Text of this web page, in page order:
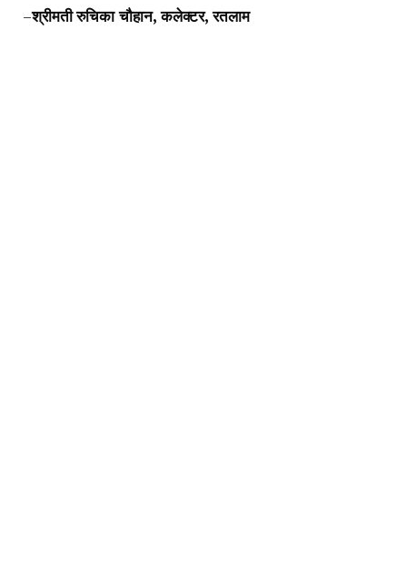
–श्रीमतीरुचिका चौहान, कलेक्टर, रतलाम